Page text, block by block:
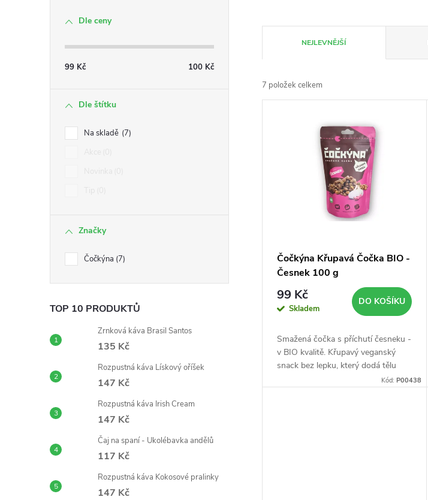
Dle ceny
99 Kč 100 Kč
Dle štítku
Na skladě 7
Značky
Čočkýna 7
TOP 10 PRODUKTŮ
Zrnková káva Brasil Santos
135 Kč
Rozpustná káva Lískový oříšek
147 Kč
Rozpustná káva Irish Cream
147 Kč
Čaj na spaní - Ukolébavka andělů
117 Kč
Rozpustná káva Kokosové pralinky
147 Kč
a
z
NEJLEVNĚJŠÍ
7 položek celkem
u
Čočkýna Křupavá Čočka BIO -
Česnek 100 g
99 Kč
Skladem
DO KOŠÍKU
Smažená čočka s příchutí česneku -
v BIO kvalitě. Křupavý veganský
snack bez lepku, který dodá tělu
Kód:P00438